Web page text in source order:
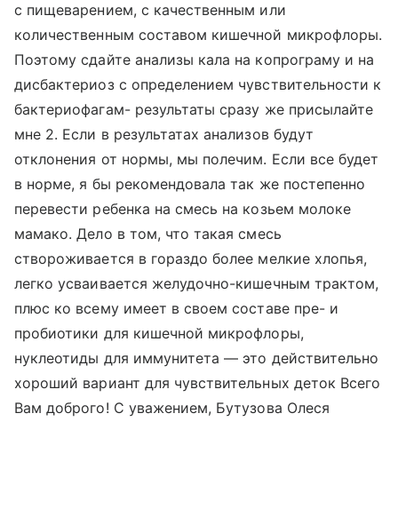
с пищеварением, с качественным или
количественным составом кишечной микрофлоры.
Поэтому сдайте анализы кала на копрограму и на
дисбактериоз с определением чувствительности к
бактериофагам- результаты сразу же присылайте
мне 2. Если в результатах анализов будут
отклонения от нормы, мы полечим. Если все будет
в норме, я бы рекомендовала так же постепенно
перевести ребенка на смесь на козьем молоке
мамако. Дело в том, что такая смесь
створоживается в гораздо более мелкие хлопья,
легко усваивается желудочно-кишечным трактом,
плюс ко всему имеет в своем составе пре- и
пробиотики для кишечной микрофлоры,
нуклеотиды для иммунитета — это действительно
хороший вариант для чувствительных деток Всего
Вам доброго! С уважением, Бутузова Олеся